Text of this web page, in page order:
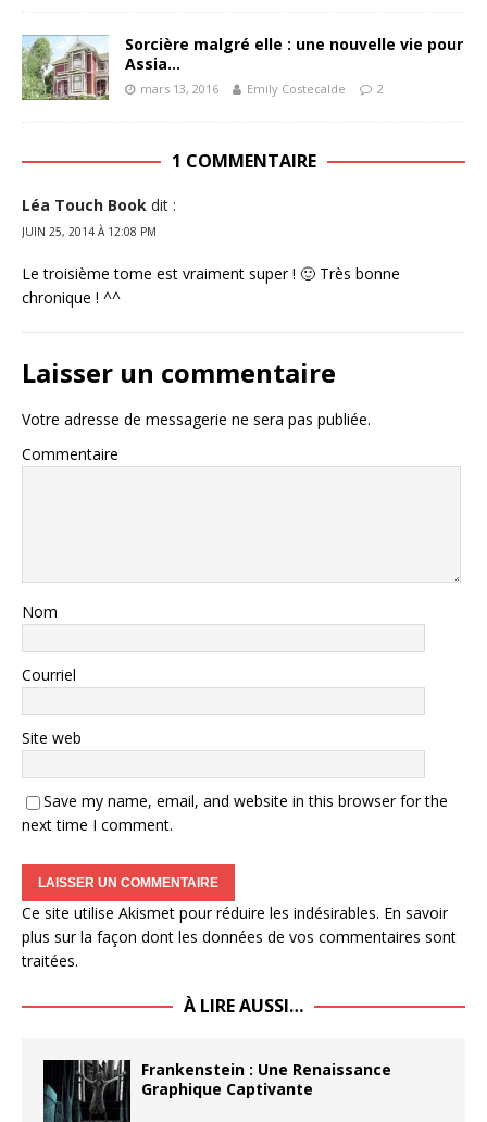
Sorcière malgré elle : une nouvelle vie pour
Assia…
mars 13, 2016 Emily Costecalde 2
1 COMMENTAIRE
Léa Touch Book dit :
JUIN 25, 2014 À 12:08 PM
Le troisième tome est vraiment super ! 🙂 Très bonne
chronique ! ^^
Laisser un commentaire
Votre adresse de messagerie ne sera pas publiée.
Commentaire
Nom
Courriel
Site web
Save my name, email, and website in this browser for the
next time I comment.
Ce site utilise Akismet pour réduire les indésirables. En savoir
plus sur la façon dont les données de vos commentaires sont
traitées.
À LIRE AUSSI…
Frankenstein : Une Renaissance
Graphique Captivante